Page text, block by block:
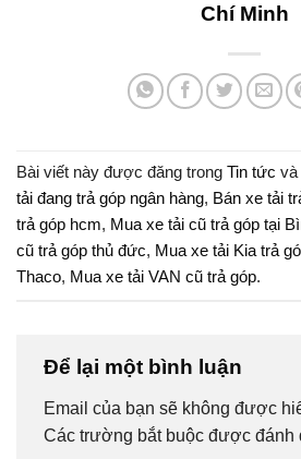
Chí Minh
Bài viết này được đăng trong Tin tức và
tải đang trả góp ngân hàng, Bán xe tải
trả góp hcm, Mua xe tải cũ trả góp tại
cũ trả góp thủ đức, Mua xe tải Kia trả
Thaco, Mua xe tải VAN cũ trả góp.
Để lại một bình luận
Email của bạn sẽ không được
Các trường bắt buộc được đánh